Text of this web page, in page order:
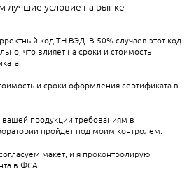
лучшие условие на рынке
код ТН ВЭД. В 50% случаев этот код
что влияет на сроки и стоимость
и сроки оформления сертификата в
вашей продукции требованиям в
пройдет под моим контролем.
макет, и я проконтролирую
в ФСА.